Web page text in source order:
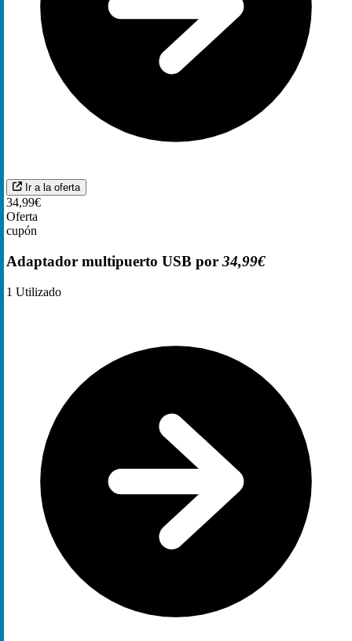
Ir a la oferta
34,99€
Oferta
cupón
Adaptador multipuerto USB por 34,99€
1 Utilizado